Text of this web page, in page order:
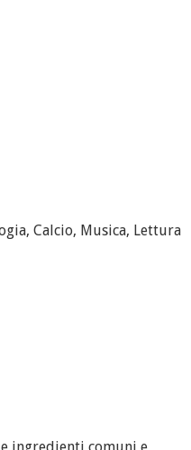
Calcio, Musica, Lettura